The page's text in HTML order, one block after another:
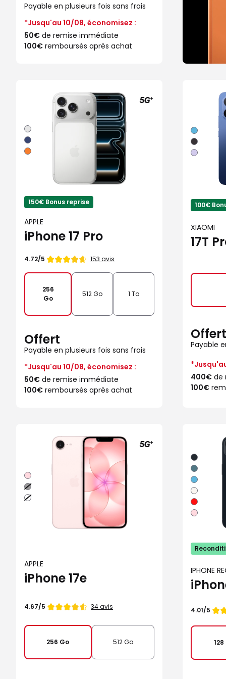
Payable en plusieurs fois sans frais
*Jusqu'au 10/08, économisez :
50€ de remise immédiate
100€ remboursés après achat
Argent
Bleu
intense
Orange
cosmique
150€ Bonus reprise
APPLE
iPhone 17 Pro
Note
4.72/5 153 avis
256
Go
512 Go 1 To
Offert
Payable en plusieurs fois sans frais
*Jusqu'au 10/08, économisez :
50€ de remise immédiate
100€ remboursés après achat
Bleu
Noir
Violet
100€
XIAOMI
17T
Offert
Payable
400€ de
100€
Rose
Noir
Blanc
APPLE
iPhone 17e
Note
4.67/5 34 avis
256 Go 512 Go
Minuit
Vert
Bleu
Lumiere
stellaire
Rouge
Rose
IPHONE
Note
4.01/5